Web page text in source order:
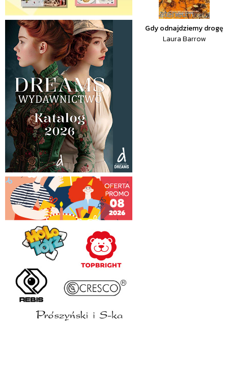
Gdy odnajdziemy drogę
Laura Barrow